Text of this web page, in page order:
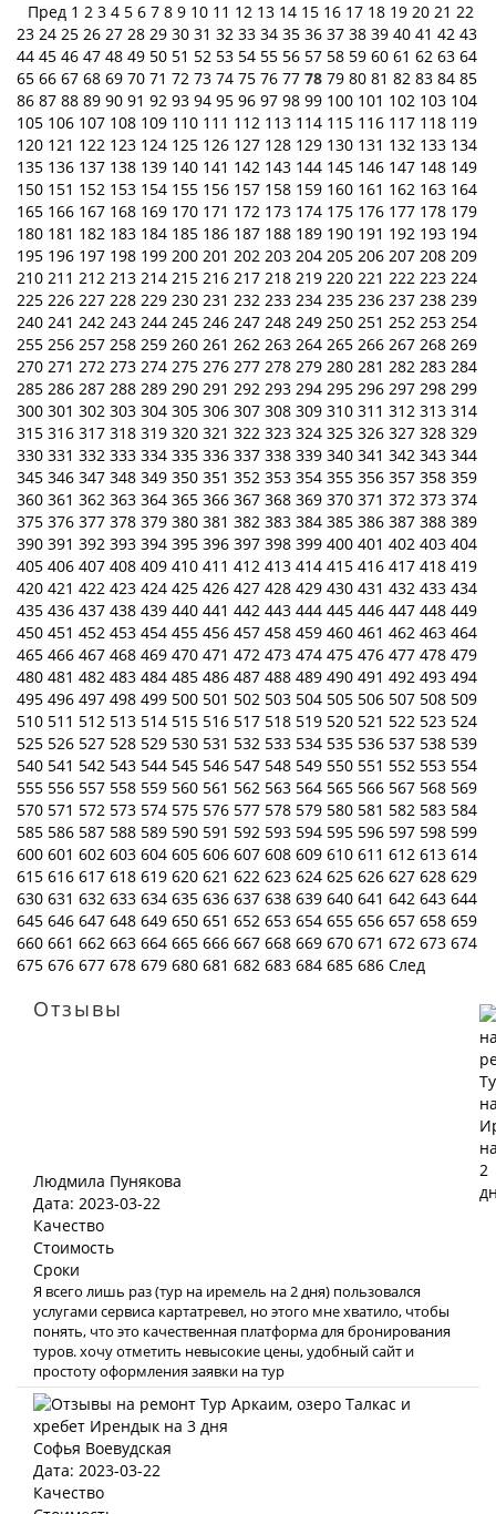
Пред 1 2 3 4 5 6 7 8 9 10 11 12 13 14 15 16 17 18 19 20 21 22
23 24 25 26 27 28 29 30 31 32 33 34 35 36 37 38 39 40 41 42 43
44 45 46 47 48 49 50 51 52 53 54 55 56 57 58 59 60 61 62 63 64
65 66 67 68 69 70 71 72 73 74 75 76 77 78 79 80 81 82 83 84 85
86 87 88 89 90 91 92 93 94 95 96 97 98 99 100 101 102 103 104
105 106 107 108 109 110 111 112 113 114 115 116 117 118 119
120 121 122 123 124 125 126 127 128 129 130 131 132 133 134
135 136 137 138 139 140 141 142 143 144 145 146 147 148 149
150 151 152 153 154 155 156 157 158 159 160 161 162 163 164
165 166 167 168 169 170 171 172 173 174 175 176 177 178 179
180 181 182 183 184 185 186 187 188 189 190 191 192 193 194
195 196 197 198 199 200 201 202 203 204 205 206 207 208 209
210 211 212 213 214 215 216 217 218 219 220 221 222 223 224
225 226 227 228 229 230 231 232 233 234 235 236 237 238 239
240 241 242 243 244 245 246 247 248 249 250 251 252 253 254
255 256 257 258 259 260 261 262 263 264 265 266 267 268 269
270 271 272 273 274 275 276 277 278 279 280 281 282 283 284
285 286 287 288 289 290 291 292 293 294 295 296 297 298 299
300 301 302 303 304 305 306 307 308 309 310 311 312 313 314
315 316 317 318 319 320 321 322 323 324 325 326 327 328 329
330 331 332 333 334 335 336 337 338 339 340 341 342 343 344
345 346 347 348 349 350 351 352 353 354 355 356 357 358 359
360 361 362 363 364 365 366 367 368 369 370 371 372 373 374
375 376 377 378 379 380 381 382 383 384 385 386 387 388 389
390 391 392 393 394 395 396 397 398 399 400 401 402 403 404
405 406 407 408 409 410 411 412 413 414 415 416 417 418 419
420 421 422 423 424 425 426 427 428 429 430 431 432 433 434
435 436 437 438 439 440 441 442 443 444 445 446 447 448 449
450 451 452 453 454 455 456 457 458 459 460 461 462 463 464
465 466 467 468 469 470 471 472 473 474 475 476 477 478 479
480 481 482 483 484 485 486 487 488 489 490 491 492 493 494
495 496 497 498 499 500 501 502 503 504 505 506 507 508 509
510 511 512 513 514 515 516 517 518 519 520 521 522 523 524
525 526 527 528 529 530 531 532 533 534 535 536 537 538 539
540 541 542 543 544 545 546 547 548 549 550 551 552 553 554
555 556 557 558 559 560 561 562 563 564 565 566 567 568 569
570 571 572 573 574 575 576 577 578 579 580 581 582 583 584
585 586 587 588 589 590 591 592 593 594 595 596 597 598 599
600 601 602 603 604 605 606 607 608 609 610 611 612 613 614
615 616 617 618 619 620 621 622 623 624 625 626 627 628 629
630 631 632 633 634 635 636 637 638 639 640 641 642 643 644
645 646 647 648 649 650 651 652 653 654 655 656 657 658 659
660 661 662 663 664 665 666 667 668 669 670 671 672 673 674
675 676 677 678 679 680 681 682 683 684 685 686 След
Отзывы
Людмила Пунякова
Дата: 2023-03-22
Качество
Стоимость
Сроки
Я всего лишь раз (тур на иремель на 2 дня) пользовался
услугами сервиса картатревел, но этого мне хватило, чтобы
понять, что это качественная платформа для бронирования
туров. хочу отметить невысокие цены, удобный сайт и
простоту оформления заявки на тур
Софья Воевудская
Дата: 2023-03-22
Качество